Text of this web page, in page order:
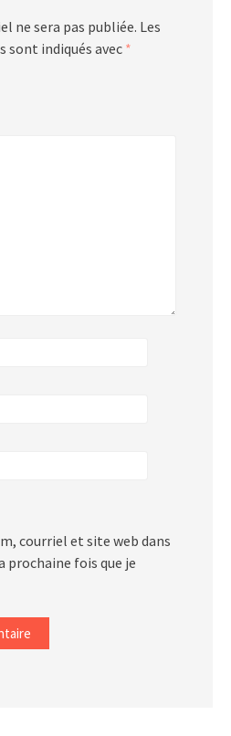
ne sera pas publiée. Les
sont indiqués avec *
courriel et site web dans
prochaine fois que je